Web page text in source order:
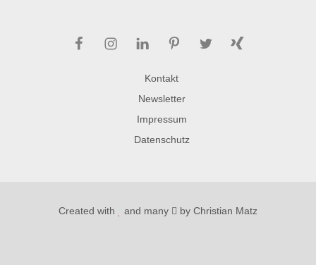
FacebookInstagram
LinkedInPinterestTwitterXing
Kontakt
Newsletter
Impressum
Datenschutz
Created with and many by Christian Matz